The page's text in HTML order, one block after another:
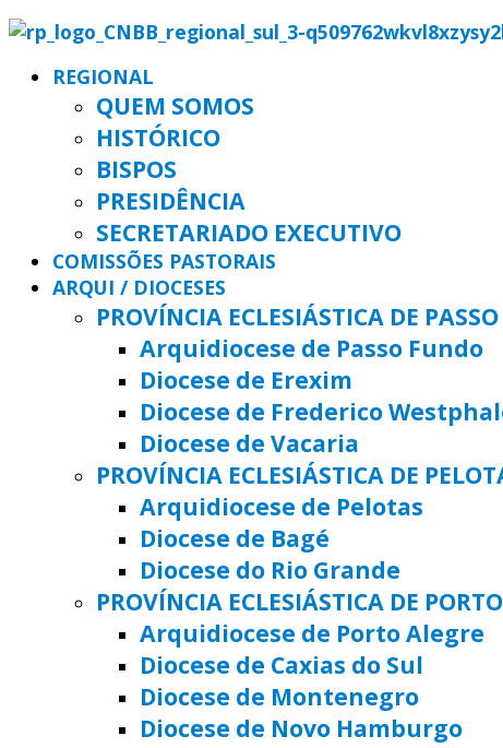
REGIONAL
QUEM SOMOS
HISTÓRICO
BISPOS
PRESIDÊNCIA
SECRETARIADO EXECUTIVO
COMISSÕES PASTORAIS
ARQUI / DIOCESES
PROVÍNCIA ECLESIÁSTICA DE
Arquidiocese de Passo Fundo
Diocese de Erexim
Diocese de Frederico
Diocese de Vacaria
PROVÍNCIA ECLESIÁSTICA DE
Arquidiocese de Pelotas
Diocese de Bagé
Diocese do Rio Grande
PROVÍNCIA ECLESIÁSTICA DE
Arquidiocese de Porto Alegre
Diocese de Caxias do Sul
Diocese de Montenegro
Diocese de Novo Hamburgo